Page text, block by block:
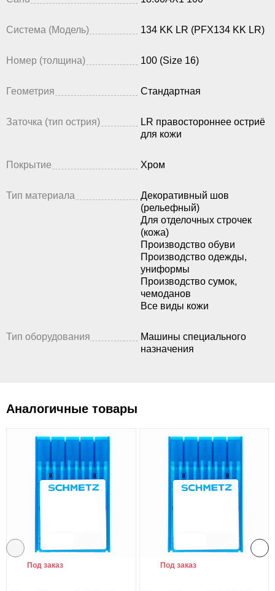
Система (Модель) 134 KK LR (PFX134 KK LR)
Номер (толщина) 100 (Size 16)
Геометрия Стандартная
Заточка (тип острия)
LR правостороннее остриё
для кожи
Покрытие Хром
Тип материала
Декоративный шов
(рельефный)
Для отделочных строчек
(кожа)
Производство обуви
Производство одежды,
униформы
Производство сумок,
чемоданов
Все виды кожи
Тип оборудования
Машины специального
назначения
Аналогичные товары
Под заказ Под заказ